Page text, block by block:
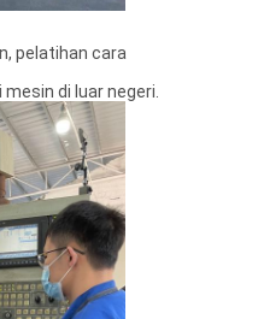
pelatihan cara
di luar negeri.